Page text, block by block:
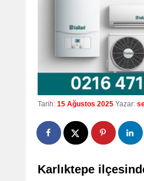
Tarih: 15 Ağustos 2025 Yazar:
Karlıktepe